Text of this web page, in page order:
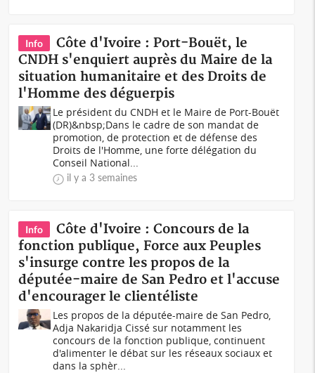
Info
Côte d'Ivoire : Port-Bouët, le
CNDH s'enquiert auprès du Maire de la
situation humanitaire et des Droits de
l'Homme des déguerpis
Le président du CNDH et le Maire de Port-Bouët
(DR)&nbsp;Dans le cadre de son mandat de
promotion, de protection et de défense des
Droits de l'Homme, une forte délégation du
Conseil National...
il y a 3 semaines
Info
Côte d'Ivoire : Concours de la
fonction publique, Force aux Peuples
s'insurge contre les propos de la
députée-maire de San Pedro et l'accuse
d'encourager le clientéliste
Les propos de la députée-maire de San Pedro,
Adja Nakaridja Cissé sur notamment les
concours de la fonction publique, continuent
d'alimenter le débat sur les réseaux sociaux et
dans la sphèr...